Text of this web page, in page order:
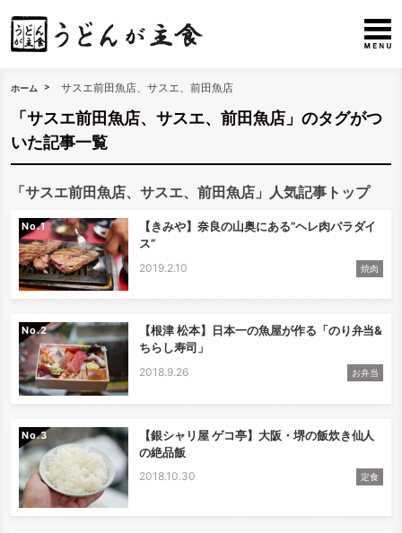
ホーム サスエ前田魚店、サスエ、前田魚店
「サスエ前田魚店、サスエ、前田魚店」のタグがつ
いた記事一覧
「サスエ前田魚店、サスエ、前田魚店」人気記事トップ
No.
【きみや】奈良の山奥にある”ヘレ肉パラダイ
ス”
2019.2.10 焼肉
No.
【根津 松本】日本一の魚屋が作る「のり弁当&
ちらし寿司」
2018.9.26 お弁当
No.
【銀シャリ屋 ゲコ亭】大阪・堺の飯炊き仙人
の絶品飯
2018.10.30 定食